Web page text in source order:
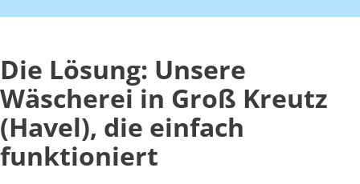
Die Lösung: Unsere
Wäscherei in Groß Kreutz
(Havel), die einfach
funktioniert